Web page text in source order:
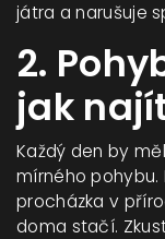
játra a narušuje
2.
jak
Každý den by
mírného
procházka v
doma stačí.